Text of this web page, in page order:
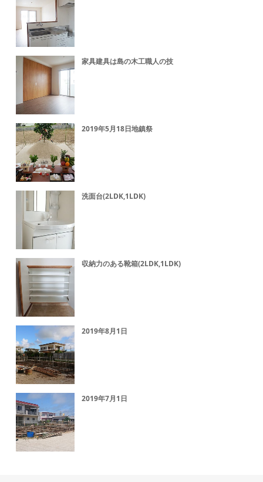
家具建具は島の木工職人の技
2019年5月18日地鎮祭
洗面台(2LDK,1LDK)
収納力のある靴箱(2LDK,1LDK)
2019年8月1日
2019年7月1日